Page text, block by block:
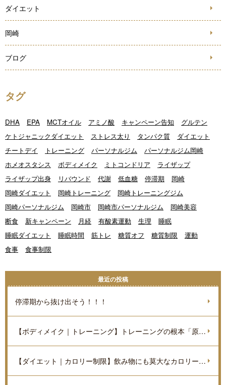
ダイエット
岡崎
ブログ
タグ
DHA EPA MCTオイル アミノ酸 キャンペーン告知
グルテン
ケトジャニックダイエット
ストレス太り タンパク質
ダイエット
チートデイ
トレーニング パーソナルジム
パーソナルジム岡崎
ホメオスタシス
ボディメイク ミトコンドリア
ライザップ
ライザップ出身
リバウンド 代謝 低血糖 停滞期
岡崎
岡崎ダイエット
岡崎トレーニング
岡崎トレーニングジム
岡崎パーソナルジム
岡崎市 岡崎市パーソナルジム
岡崎美容
断食
新キャンペーン 月経 有酸素運動 生理
睡眠
睡眠ダイエット
睡眠時間 筋トレ 糖質オフ 糖質制限
運動
食事
食事制限
最近の投稿
停滞期から抜け出そう！！！
【ボディメイク｜トレーニング】トレーニングの根本「原理原則」を理解しよう。
【ダイエット｜カロリー制限】飲み物にも莫大なカロリーがあるのをご存知ですか？